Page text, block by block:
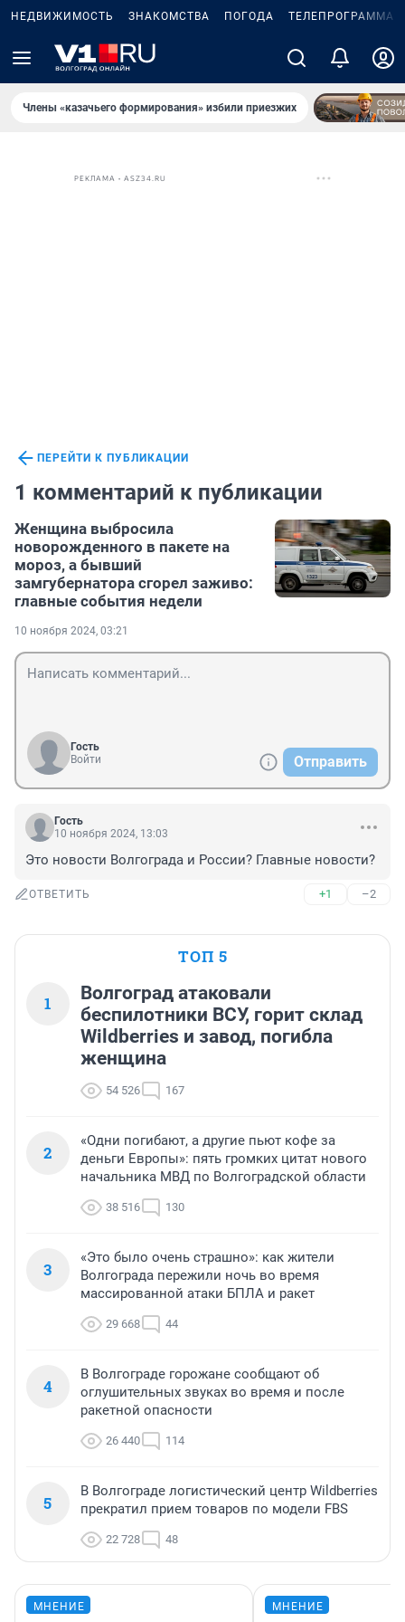
НЕДВИЖИМОСТЬ ЗНАКОМСТВА ПОГОДА ТЕЛЕПРОГРАММА
Члены «казачьего формирования» избили приезжих
РЕКЛАМА • ASZ34.RU
ПЕРЕЙТИ К ПУБЛИКАЦИИ
1 комментарий к публикации
Женщина выбросила
новорожденного в пакете на
мороз, а бывший
замгубернатора сгорел заживо:
главные события недели
10 ноября 2024, 03:21
Гость
Войти
Отправить
Гость
10 ноября 2024, 13:03
Это новости Волгограда и России? Главные новости?
ОТВЕТИТЬ +1 –2
ТОП 5
1
Волгоград атаковали
беспилотники ВСУ, горит склад
Wildberries и завод, погибла
женщина
54 526 167
2
«Одни погибают, а другие пьют кофе за
деньги Европы»: пять громких цитат нового
начальника МВД по Волгоградской области
38 516 130
3
«Это было очень страшно»: как жители
Волгограда пережили ночь во время
массированной атаки БПЛА и ракет
29 668 44
4
В Волгограде горожане сообщают об
оглушительных звуках во время и после
ракетной опасности
26 440 114
5
В Волгограде логистический центр Wildberries
прекратил прием товаров по модели FBS
22 728 48
МНЕНИЕ МНЕНИЕ